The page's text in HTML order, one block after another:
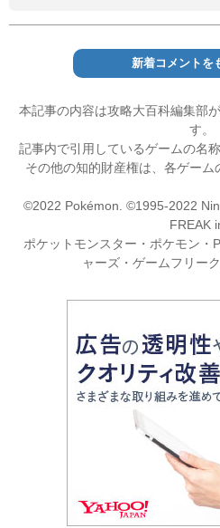
新着コメントを
本記事の内容は攻略大百科編集部
す。
記事内で引用しているゲームの名
その他の知的財産権は、各ゲーム
©2022 Pokémon. ©1995-2022
FREAK
ポケットモンスター・ポケモン・
ャーズ・ゲームフリー